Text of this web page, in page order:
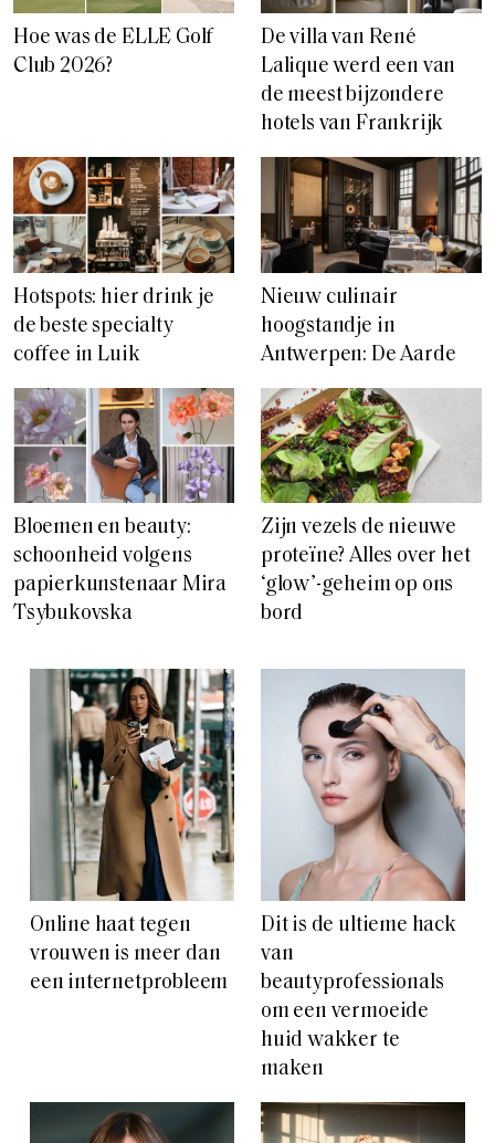
Hoe was de ELLE Golf
Club 2026?
De villa van René
Lalique werd een van
de meest bijzondere
hotels van Frankrijk
Hotspots: hier drink je
de beste specialty
coffee in Luik
Nieuw culinair
hoogstandje in
Antwerpen: De Aarde
Bloemen en beauty:
schoonheid volgens
papierkunstenaar Mira
Tsybukovska
Zijn vezels de nieuwe
proteïne? Alles over het
‘glow’-geheim op ons
bord
Online haat tegen
vrouwen is meer dan
een internetprobleem
Dit is de ultieme hack
van
beautyprofessionals
om een vermoeide
huid wakker te
maken